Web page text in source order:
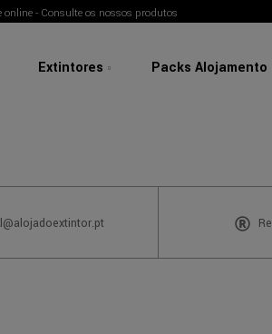
online - Consulte os nossos produtos
Extintores Packs Alojamento